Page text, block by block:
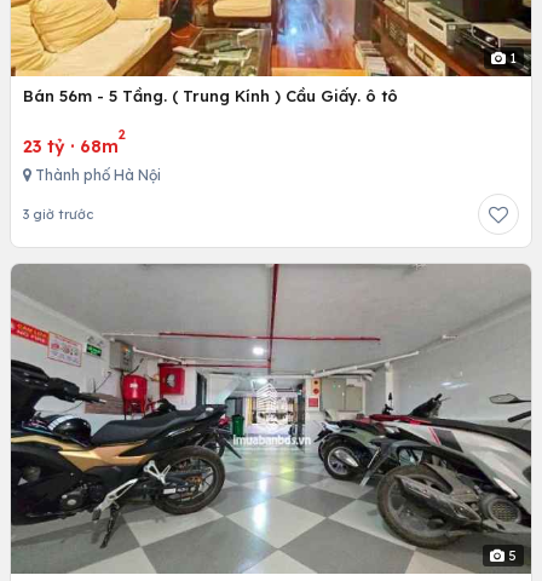
1
Bán 56m - 5 Tầng. ( Trung Kính ) Cầu Giấy. ô tô
23 tỷ · 68m
2
Thành phố Hà Nội
3 giờ trước
5